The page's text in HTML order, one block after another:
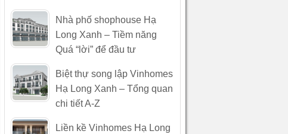
Nhà phố shophouse Hạ
Long Xanh – Tiềm năng
Quá “lời” để đầu tư
Biệt thự song lập Vinhomes
Hạ Long Xanh – Tổng quan
chi tiết A-Z
Liền kề Vinhomes Hạ Long